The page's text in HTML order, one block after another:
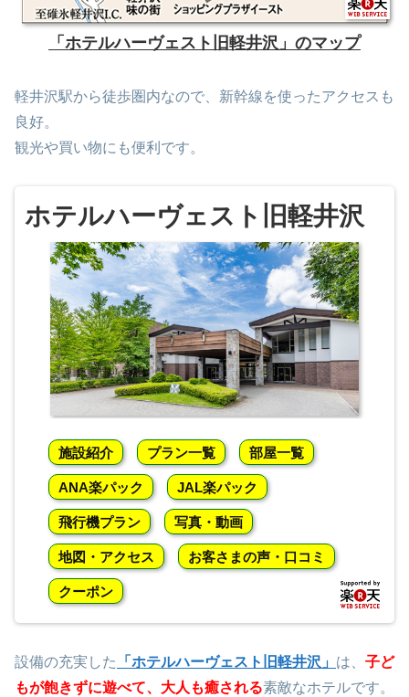
「ホテルハーヴェスト旧軽井沢」のマップ
軽井沢駅から徒歩圏内なので、新幹線を使ったアクセスも
良好。
観光や買い物にも便利です。
ホテルハーヴェスト旧軽井沢
施設紹介 プラン一覧 部屋一覧
ANA楽パック JAL楽パック
飛行機プラン 写真・動画
地図・アクセス お客さまの声・口コミ
クーポン
設備の充実した 「ホテルハーヴェスト旧軽井沢」 は、 子ど
もが飽きずに遊べて、大人も癒される素敵なホテルです。